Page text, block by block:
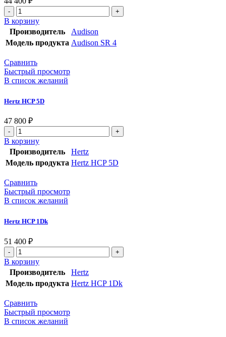
В корзину
Производитель
Audison
Модель продукта Audison SR 4
Сравнить
Быстрый просмотр
В список желаний
Hertz HCP 5D
47 800 ₽
В корзину
Производитель
Hertz
Модель продукта Hertz HCP 5D
Сравнить
Быстрый просмотр
В список желаний
Hertz HCP 1Dk
51 400 ₽
В корзину
Производитель
Hertz
Модель продукта Hertz HCP 1Dk
Сравнить
Быстрый просмотр
В список желаний